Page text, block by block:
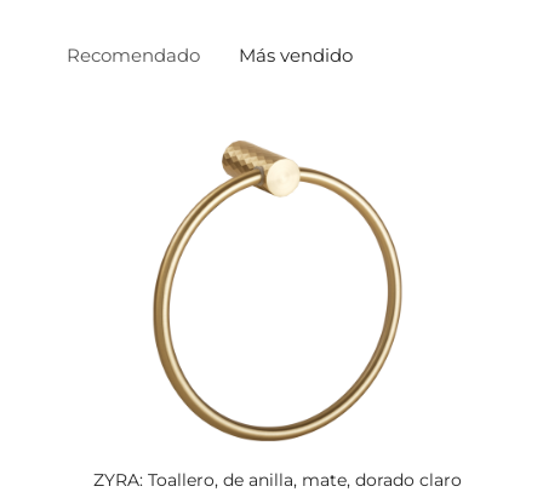
Recomendado Más vendido
ZYRA: Toallero, de anilla, mate, dorado claro